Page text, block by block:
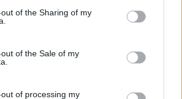
of the Sharing of my
of the Sale of my
of processing my
και λειτουργεί ως μουσείο
έδωσε στη δουλειά της
οι ανθρώπινες φιγούρες
σε κίνηση, συμβολίζοντας τη